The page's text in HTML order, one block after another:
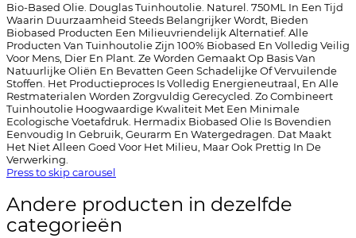
Bio-Based Olie. Douglas Tuinhoutolie. Naturel. 750ML In Een Tijd
Waarin Duurzaamheid Steeds Belangrijker Wordt, Bieden
Biobased Producten Een Milieuvriendelijk Alternatief. Alle
Producten Van Tuinhoutolie Zijn 100% Biobased En Volledig Veilig
Voor Mens, Dier En Plant. Ze Worden Gemaakt Op Basis Van
Natuurlijke Oliën En Bevatten Geen Schadelijke Of Vervuilende
Stoffen. Het Productieproces Is Volledig Energieneutraal, En Alle
Restmaterialen Worden Zorgvuldig Gerecycled. Zo Combineert
Tuinhoutolie Hoogwaardige Kwaliteit Met Een Minimale
Ecologische Voetafdruk. Hermadix Biobased Olie Is Bovendien
Eenvoudig In Gebruik, Geurarm En Watergedragen. Dat Maakt
Het Niet Alleen Goed Voor Het Milieu, Maar Ook Prettig In De
Verwerking.
Press to skip carousel
Andere producten in dezelfde
categorieën